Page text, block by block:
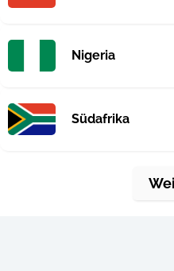
Nigeria
Südafrika